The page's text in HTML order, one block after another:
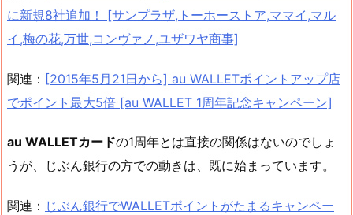
に新規8社追加！ [サンプラザ,トーホーストア,ママイ,マル
イ,梅の花,万世,コンヴァノ,ユザワヤ商事]
関連： [2015年5月21日から] au WALLETポイントアップ店
でポイント最大5倍 [au WALLET 1周年記念キャンペーン]
au WALLETカードの1周年とは直接の関係はないのでしょ
うが、じぶん銀行の方での動きは、既に始まっています。
関連： じぶん銀行でWALLETポイントがたまるキャンペー